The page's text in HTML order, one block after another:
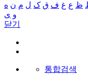
ظ ع غ ف ق ک ل م ن ه
و ی
닫기
통합검색